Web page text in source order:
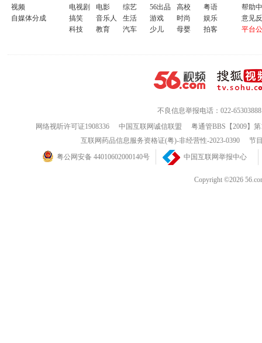
视频
自媒体分成
电视剧
电影 综艺 56出品 高校
粤语
搞笑
音乐人 生活 游戏 时尚
娱乐
科技
教育 汽车 少儿 母婴 拍客
帮助
意见
平台
不良信息举报电话：022-65303888
网络视听许可证1908336
中国互联网诚信联盟
粤通管BBS【2009】
互联网药品信息服务资格证(粤)-非经营性-2023-0390
节
粤公网安备 44010602000140号
中国互联网举报中心
Copyright ©2026